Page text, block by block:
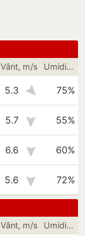
Vânt, m/s Umiditate
5.3 75%
5.7 55%
6.6 60%
5.6 72%
Vânt, m/s Umiditate